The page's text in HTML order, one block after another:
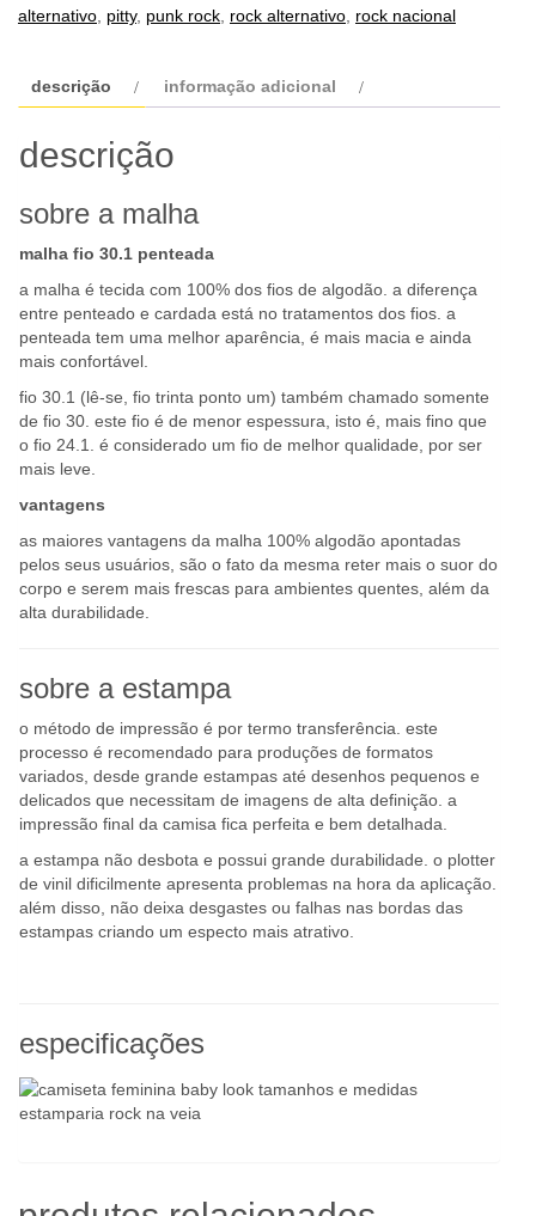
alternativo pitty, punk rock rock alternativo rock nacional
descrição informação adicional
descrição
sobre a malha
malha fio 30.1 penteada
a malha é tecida com 100% dos fios de algodão. a diferença
entre penteado e cardada está no tratamentos dos fios. a
penteada tem uma melhor aparência, é mais macia e ainda
mais confortável.
fio 30.1 (lê-se, fio trinta ponto um) também chamado somente
de fio 30. este fio é de menor espessura, isto é, mais fino que
o fio 24.1. é considerado um fio de melhor qualidade, por ser
mais leve.
vantagens
as maiores vantagens da malha 100% algodão apontadas
pelos seus usuários, são o fato da mesma reter mais o suor do
corpo e serem mais frescas para ambientes quentes, além da
alta durabilidade.
sobre a estampa
o método de impressão é por termo transferência. este
processo é recomendado para produções de formatos
variados, desde grande estampas até desenhos pequenos e
delicados que necessitam de imagens de alta definição. a
impressão final da camisa fica perfeita e bem detalhada.
a estampa não desbota e possui grande durabilidade. o plotter
de vinil dificilmente apresenta problemas na hora da aplicação.
além disso, não deixa desgastes ou falhas nas bordas das
estampas criando um especto mais atrativo.
especificações